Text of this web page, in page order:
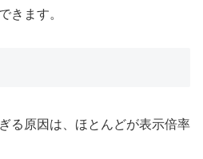
きます。
る原因は、ほとんどが表示倍率